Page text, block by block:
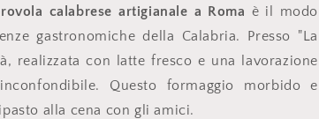
calabrese artigianale a Roma è il modo
gastronomiche della Calabria. Presso "La
realizzata con latte fresco e una lavorazione
Questo formaggio morbido e
alla cena con gli amici.